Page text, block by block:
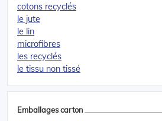
cotons recyclés
le jute
le lin
microfibres
les recyclés
le tissu non tissé
Emballages carton